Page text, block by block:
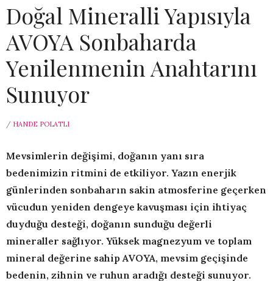
Doğal Mineralli Yapısıyla
AVOYA Sonbaharda
Yenilenmenin Anahtarını
Sunuyor
/ HANDE POLATLI
Mevsimlerin değişimi, doğanın yanı sıra
bedenimizin ritmini de etkiliyor. Yazın enerjik
günlerinden sonbaharın sakin atmosferine geçerken
vücudun yeniden dengeye kavuşması için ihtiyaç
duyduğu desteği, doğanın sunduğu değerli
mineraller sağlıyor. Yüksek magnezyum ve toplam
mineral değerine sahip AVOYA, mevsim geçişinde
bedenin, zihnin ve ruhun aradığı desteği sunuyor.